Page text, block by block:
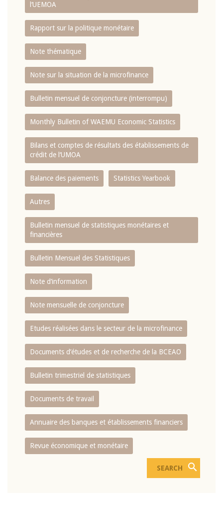
l‘UEMOA
Rapport sur la politique monétaire
Note thématique
Note sur la situation de la microfinance
Bulletin mensuel de conjoncture (interrompu)
Monthly Bulletin of WAEMU Economic Statistics
Bilans et comptes de résultats des établissements de
crédit de l‘UMOA
Balance des paiements Statistics Yearbook
Autres
Bulletin mensuel de statistiques monétaires et
financières
Bulletin Mensuel des Statistiques
Note d’information
Note mensuelle de conjoncture
Etudes réalisées dans le secteur de la microfinance
Documents d’études et de recherche de la BCEAO
Bulletin trimestriel de statistiques
Documents de travail
Annuaire des banques et établissements financiers
Revue économique et monétaire